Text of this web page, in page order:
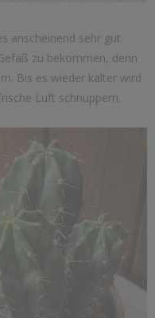
anscheinend sehr gut
zu bekommen, denn
Bis es wieder kälter wird
Luft schnuppern.